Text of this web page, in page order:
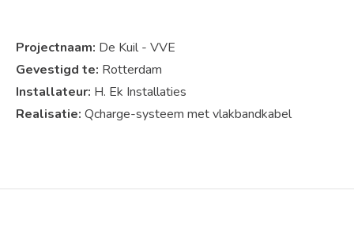
Projectnaam: De Kuil - VVE
Gevestigd te: Rotterdam
Installateur: H. Ek Installaties
Realisatie: Qcharge-systeem met vlakbandkabel